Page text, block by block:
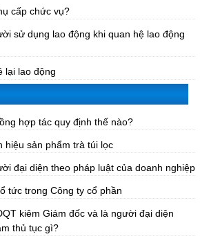
cấp chức vụ?
sử dụng lao động khi quan hệ lao động
lại lao động
hợp tác quy định thế nào?
hiệu sản phẩm trà túi lọc
đại diện theo pháp luật của doanh nghiệp
tức trong Công ty cổ phần
kiêm Giám đốc và là người đại diện
thủ tục gì?